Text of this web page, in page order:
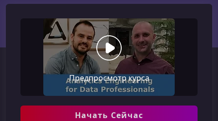
Предпросмотр курса
Начать Сейчас